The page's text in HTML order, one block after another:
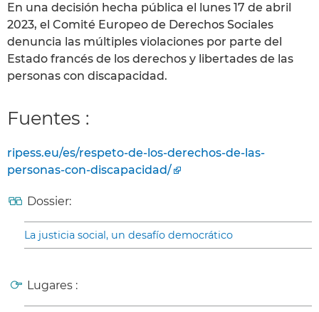
En una decisión hecha pública el lunes 17 de abril
2023, el Comité Europeo de Derechos Sociales
denuncia las múltiples violaciones por parte del
Estado francés de los derechos y libertades de las
personas con discapacidad.
Fuentes :
ripess.eu/es/respeto-de-los-derechos-de-las-
personas-con-discapacidad/
Dossier:
La justicia social, un desafío democrático
Lugares :